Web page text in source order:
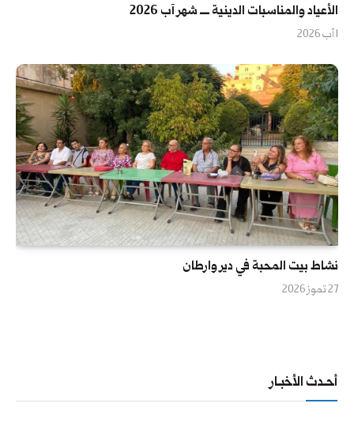
الأعياد والمناسبات الدينية ــــ شهر آب 2026
1 آب 2026
نشاط بيت المحبة في دير وارطان
27 تموز 2026
أحــدث الأخبــار